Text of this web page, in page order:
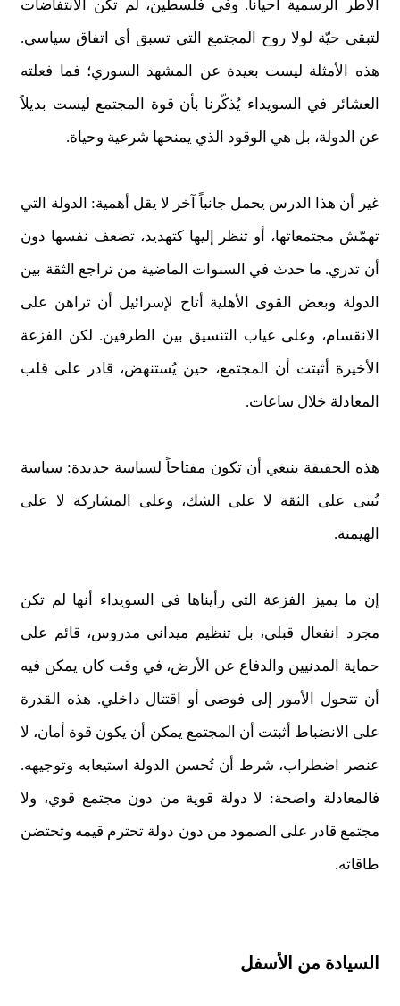
الأطر الرسمية أحياناً. وفي فلسطين، لم تكن الانتفاضات
لتبقى حيّة لولا روح المجتمع التي تسبق أي اتفاق سياسي.
هذه الأمثلة ليست بعيدة عن المشهد السوري؛ فما فعلته
العشائر في السويداء يُذكّرنا بأن قوة المجتمع ليست بديلاً
عن الدولة، بل هي الوقود الذي يمنحها شرعية وحياة.
غير أن هذا الدرس يحمل جانباً آخر لا يقل أهمية: الدولة التي
تهمّش مجتمعاتها، أو تنظر إليها كتهديد، تضعف نفسها دون
أن تدري. ما حدث في السنوات الماضية من تراجع الثقة بين
الدولة وبعض القوى الأهلية أتاح لإسرائيل أن تراهن على
الانقسام، وعلى غياب التنسيق بين الطرفين. لكن الفزعة
الأخيرة أثبتت أن المجتمع، حين يُستنهض، قادر على قلب
المعادلة خلال ساعات.
هذه الحقيقة ينبغي أن تكون مفتاحاً لسياسة جديدة: سياسة
تُبنى على الثقة لا على الشك، وعلى المشاركة لا على
الهيمنة.
إن ما يميز الفزعة التي رأيناها في السويداء أنها لم تكن
مجرد انفعال قبلي، بل تنظيم ميداني مدروس، قائم على
حماية المدنيين والدفاع عن الأرض، في وقت كان يمكن فيه
أن تتحول الأمور إلى فوضى أو اقتتال داخلي. هذه القدرة
على الانضباط أثبتت أن المجتمع يمكن أن يكون قوة أمان، لا
عنصر اضطراب، شرط أن تُحسن الدولة استيعابه وتوجيهه.
فالمعادلة واضحة: لا دولة قوية من دون مجتمع قوي، ولا
مجتمع قادر على الصمود من دون دولة تحترم قيمه وتحتضن
طاقاته.
السيادة من الأسفل